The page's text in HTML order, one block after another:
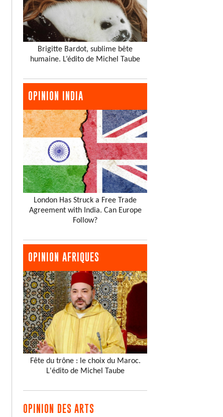
Brigitte Bardot, sublime bête
humaine. L’édito de Michel Taube
OPINION INDIA
London Has Struck a Free Trade
Agreement with India. Can Europe
Follow?
OPINION AFRIQUES
Fête du trône : le choix du Maroc.
L'édito de Michel Taube
OPINION DES ARTS